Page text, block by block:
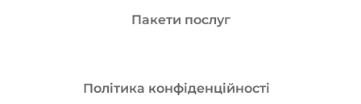
Пакети послуг
Політика конфіденційності